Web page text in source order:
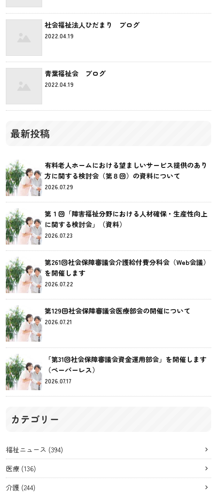
社会福祉法人ひだまり ブログ
2022.04.19
青葉福祉会 ブログ
2022.04.19
最新投稿
有料老人ホームにおける望ましいサービス提供のあり
方に関する検討会（第８回）の資料について
2026.07.29
第１回「障害福祉分野における人材確保・生産性向上
に関する検討会」（資料）
2026.07.23
第261回社会保障審議会介護給付費分科会（Web会議）
を開催します
2026.07.22
第129回社会保障審議会医療部会の開催について
2026.07.21
「第31回社会保障審議会資金運用部会」を開催します
（ペーパーレス）
2026.07.17
カテゴリー
福祉ニュース (394)
医療 (136)
介護 (244)